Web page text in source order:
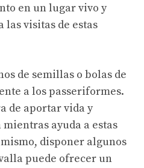
en un lugar vivo y
visitas de estas
de semillas o bolas de
a los passeriformes.
de aportar vida y
ayuda a estas
disponer algunos
puede ofrecer un